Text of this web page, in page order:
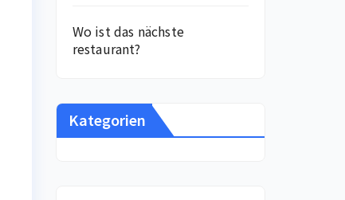
Wo ist das nächste
restaurant?
Kategorien